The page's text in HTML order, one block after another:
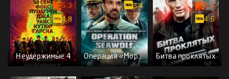
Неудержимые 4
5.3
4.8
Операция «Морской волк»
3.4
Битва проклятых
4.4
4.5